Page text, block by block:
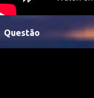
Questão